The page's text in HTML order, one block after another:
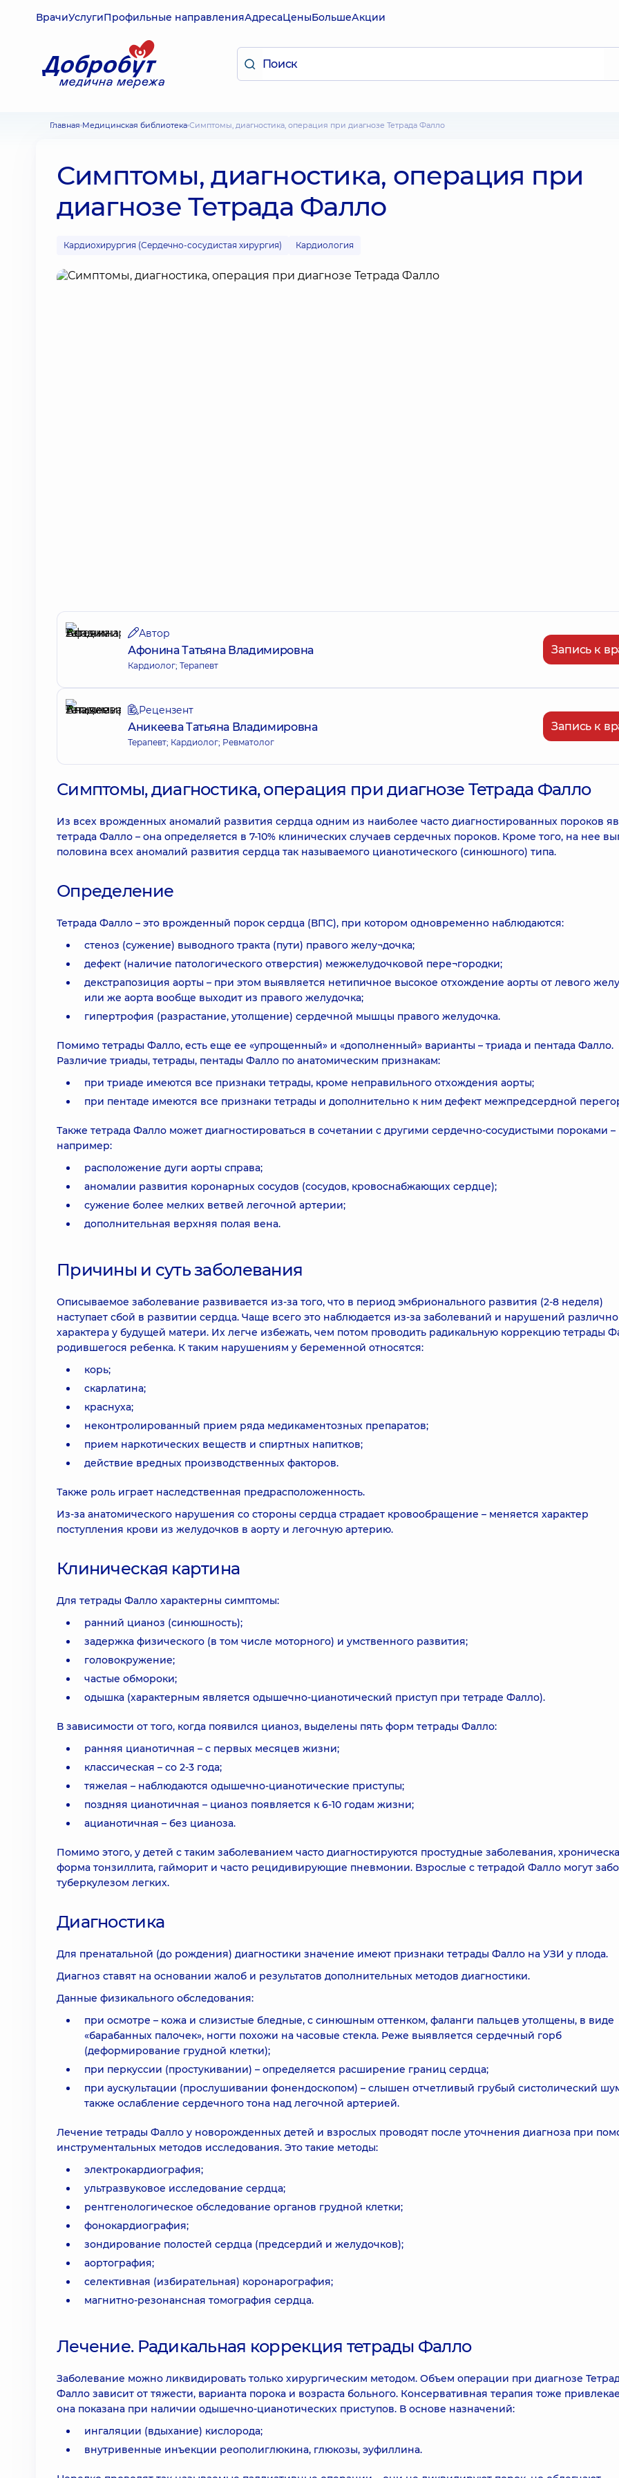
ВрачиУслугиПрофильные направленияАдресаЦеныБольшеАкции
Главная Медицинская библиотека Симптомы, диагностика, операция при диагнозе Тетрада Фалло
Симптомы, диагностика, операция при
диагнозе Тетрада Фалло
Кардиохирургия (Сердечно-сосудистая хирургия) Кардиология
Автор
Афонина Татьяна Владимировна
Кардиолог; Терапевт
Запись к
Рецензент
Аникеева Татьяна Владимировна
Терапевт; Кардиолог; Ревматолог
Запись к
Симптомы, диагностика, операция при диагнозе Тетрада Фалло
Из всех врожденных аномалий развития сердца одним из наиболее часто диагностированных пороков
тетрада Фалло – она определяется в 7-10% клинических случаев сердечных пороков. Кроме того, на нее
половина всех аномалий развития сердца так называемого цианотического (синюшного) типа.
Определение
Тетрада Фалло – это врожденный порок сердца (ВПС), при котором одновременно наблюдаются:
стеноз (сужение) выводного тракта (пути) правого желу¬дочка;
дефект (наличие патологического отверстия) межжелудочковой пере¬городки;
декстрапозиция аорты – при этом выявляется нетипичное высокое отхождение аорты от левого
или же аорта вообще выходит из правого желудочка;
гипертрофия (разрастание, утолщение) сердечной мышцы правого желудочка.
Помимо тетрады Фалло, есть еще ее «упрощенный» и «дополненный» варианты – триада и пентада Фалло.
Различие триады, тетрады, пентады Фалло по анатомическим признакам:
при триаде имеются все признаки тетрады, кроме неправильного отхождения аорты;
при пентаде имеются все признаки тетрады и дополнительно к ним дефект межпредсердной
Также тетрада Фалло может диагностироваться в сочетании с другими сердечно-сосудистыми пороками –
например:
расположение дуги аорты справа;
аномалии развития коронарных сосудов (сосудов, кровоснабжающих сердце);
сужение более мелких ветвей легочной артерии;
дополнительная верхняя полая вена.
Причины и суть заболевания
Описываемое заболевание развивается из-за того, что в период эмбрионального развития (2-8 неделя)
наступает сбой в развитии сердца. Чаще всего это наблюдается из-за заболеваний и нарушений
характера у будущей матери. Их легче избежать, чем потом проводить радикальную коррекцию тетрады
родившегося ребенка. К таким нарушениям у беременной относятся:
корь;
скарлатина;
краснуха;
неконтролированный прием ряда медикаментозных препаратов;
прием наркотических веществ и спиртных напитков;
действие вредных производственных факторов.
Также роль играет наследственная предрасположенность.
Из-за анатомического нарушения со стороны сердца страдает кровообращение – меняется характер
поступления крови из желудочков в аорту и легочную артерию.
Клиническая картина
Для тетрады Фалло характерны симптомы:
ранний цианоз (синюшность);
задержка физического (в том числе моторного) и умственного развития;
головокружение;
частые обмороки;
одышка (характерным является одышечно-цианотический приступ при тетраде Фалло).
В зависимости от того, когда появился цианоз, выделены пять форм тетрады Фалло:
ранняя цианотичная – с первых месяцев жизни;
классическая – со 2-3 года;
тяжелая – наблюдаются одышечно-цианотические приступы;
поздняя цианотичная – цианоз появляется к 6-10 годам жизни;
ацианотичная – без цианоза.
Помимо этого, у детей с таким заболеванием часто диагностируются простудные заболевания,
форма тонзиллита, гайморит и часто рецидивирующие пневмонии. Взрослые с тетрадой Фалло могут
туберкулезом легких.
Диагностика
Для пренатальной (до рождения) диагностики значение имеют признаки тетрады Фалло на УЗИ у плода.
Диагноз ставят на основании жалоб и результатов дополнительных методов диагностики.
Данные физикального обследования:
при осмотре – кожа и слизистые бледные, с синюшным оттенком, фаланги пальцев утолщены, в виде
«барабанных палочек», ногти похожи на часовые стекла. Реже выявляется сердечный горб
(деформирование грудной клетки);
при перкуссии (простукивании) – определяется расширение границ сердца;
при аускультации (прослушивании фонендоскопом) – слышен отчетливый грубый систолический
также ослабление сердечного тона над легочной артерией.
Лечение тетрады Фалло у новорожденных детей и взрослых проводят после уточнения диагноза при
инструментальных методов исследования. Это такие методы:
электрокардиография;
ультразвуковое исследование сердца;
рентгенологическое обследование органов грудной клетки;
фонокардиография;
зондирование полостей сердца (предсердий и желудочков);
аортография;
селективная (избирательная) коронарография;
магнитно-резонансная томография сердца.
Лечение. Радикальная коррекция тетрады Фалло
Заболевание можно ликвидировать только хирургическим методом. Объем операции при диагнозе
Фалло зависит от тяжести, варианта порока и возраста больного. Консервативная терапия тоже
она показана при наличии одышечно-цианотических приступов. В основе назначений:
ингаляции (вдыхание) кислорода;
внутривенные инъекции реополиглюкина, глюкозы, эуфиллина.